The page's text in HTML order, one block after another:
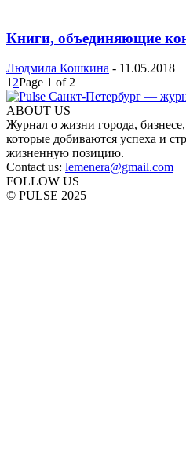
Книги, объединяющие
Людмила Кошкина - 11.05.2018
1 2Page 1 of 2
ABOUT US
Журнал о жизни города,
которые добиваются успеха и
жизненную позицию.
Contact us: lemenera@gmail.com
FOLLOW US
© PULSE 2025